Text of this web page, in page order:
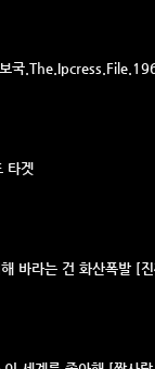
국
타겟
바라는 건 화산폭발 [